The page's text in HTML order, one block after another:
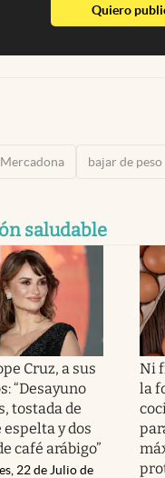
Quiero
Mercadona bajar de peso
saludable
Cruz, a sus
“Desayuno
tostada de
espelta y dos
café arábigo”
22 de Julio de
Ni
la